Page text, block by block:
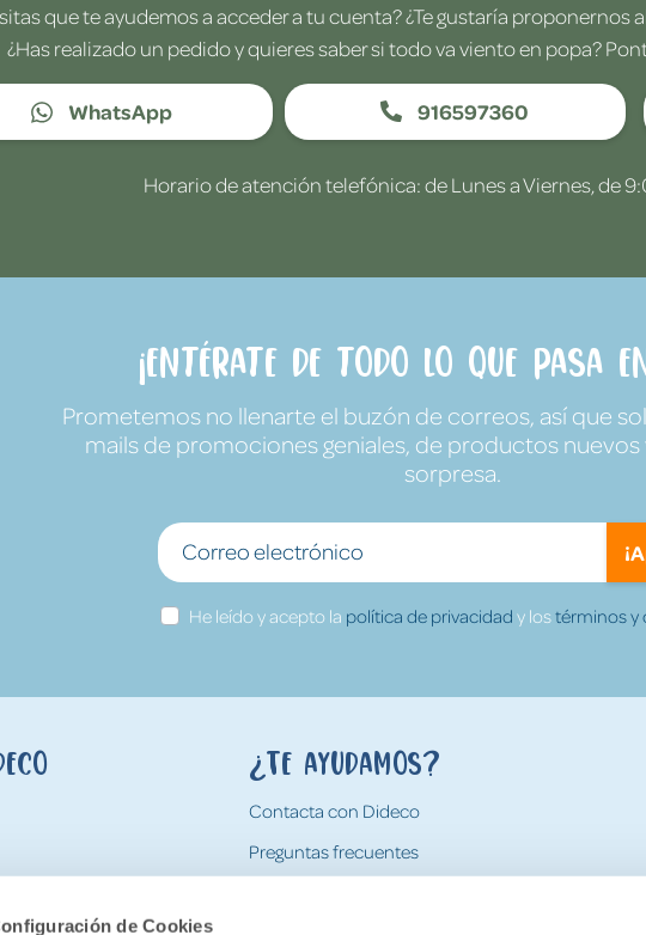
de Cookies
que te ayudemos a acceder a tu cuenta? ¿Te gustaría proponernos
¿Has realizado un pedido y quieres saber si todo va viento en popa?
WhatsApp 916597360
Horario de atención telefónica: de Lunes a Viernes, de
¡Entérate de todo lo que pasa
Prometemos no llenarte el buzón de correos, así que
mails de promociones geniales, de productos nuevos
sorpresa.
He leído y acepto la política de privacidad y lostérminos y
¿Te ayudamos?
Contacta con Dideco
Preguntas frecuentes